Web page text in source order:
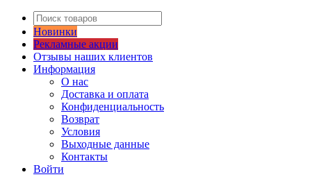
Новинки
Рекламные акции
Отзывы наших клиентов
Информация
О нас
Доставка и оплата
Конфиденциальность
Возврат
Условия
Выходные данные
Контакты
Войти